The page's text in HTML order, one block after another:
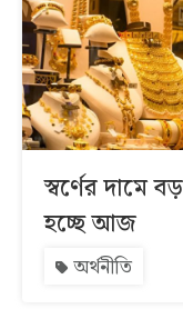
আর্কাইভ
কনভার্টার
স্বর্ণের দামে
হচ্ছে আজ
অর্থনীতি